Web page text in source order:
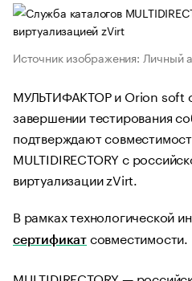
Источник изображения: Личный
МУЛЬТИФАКТОР и Orion soft
завершении тестирования
подтверждают
MULTIDIRECTORY с
виртуализации zVirt.
В рамках технологической
сертификат совместимости.